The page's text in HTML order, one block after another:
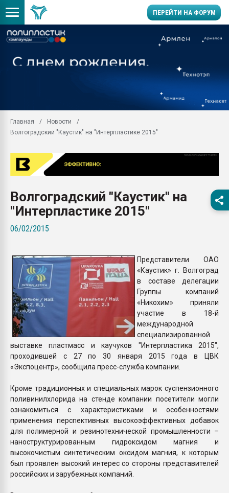
ПЕРЕЙТИ НА ФОРУМ
умельцы изготовили
колонок полностью из
Продажа готового
производство SPC
29.07.2026 ФРП помог
ближайшее
Подмосковье, Москва
28.07.2026
ситуацией на
ПЕРЕЙТИ НА
Главная
Новости
Волгоградский "Каустик" на "Интерпластике 2015"
Волгоградский "Каустик" на
"Интерпластике 2015"
06/02/2015
Представители ОАО
«Каустик» г. Волгоград
в составе делегации
Группы компаний
«Никохим» приняли
участие в 18-й
международной
специализированной
выставке пластмасс и каучуков "Интерпластика 2015",
проходившей с 27 по 30 января 2015 года в ЦВК
«Экспоцентр», сообщила пресс-служба компании.
Кроме традиционных и специальных марок суспензионного
поливинилхлорида на стенде компании посетители могли
ознакомиться с характеристиками и особенностями
применения перспективных высокоэффективных добавок
для полимерной и резинотехнической промышленности –
наноструктурированным гидроксидом магния и
высокочистым синтетическим оксидом магния, к которым
был проявлен высокий интерес со стороны представителей
российских и зарубежных компаний.